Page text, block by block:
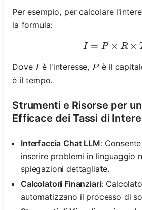
Per esempio, per calcolare
la formula:
I = P
I = P × R ×
Dove I
Iè l'interesse, P
Pè il
è il tempo.
Strumenti e Risorse per
Efficace dei Tassi di
Interfaccia Chat LLM:
inserire problemi in linguaggio
spiegazioni dettagliate.
Calcolatori Finanziari:
automatizzano il processo di